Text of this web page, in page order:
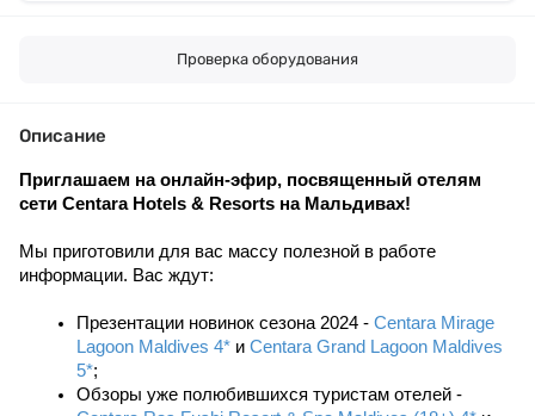
Проверка оборудования
Описание
Приглашаем на онлайн-эфир, посвященный отелям
сети Centara Hotels & Resorts на Мальдивах!
Мы приготовили для вас массу полезной в работе
информации. Вас ждут:
Презентации новинок сезона 2024 - Centara Mirage
Lagoon Maldives 4* и Centara Grand Lagoon Maldives
5*;
Обзоры уже полюбившихся туристам отелей -